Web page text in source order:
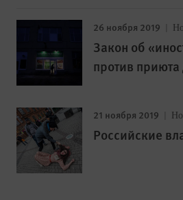
26 ноября 2019
Закон об
против
21 ноября 2019
Российские